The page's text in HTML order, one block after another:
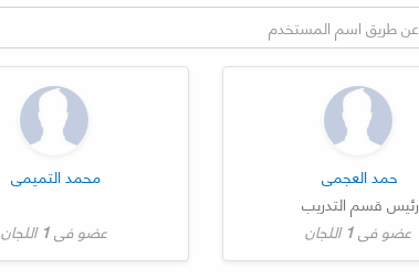
حمد العجمي
رئيس قسم التدريب
عضو في1 اللجان
محمد التميمي
عضو في1 اللجان